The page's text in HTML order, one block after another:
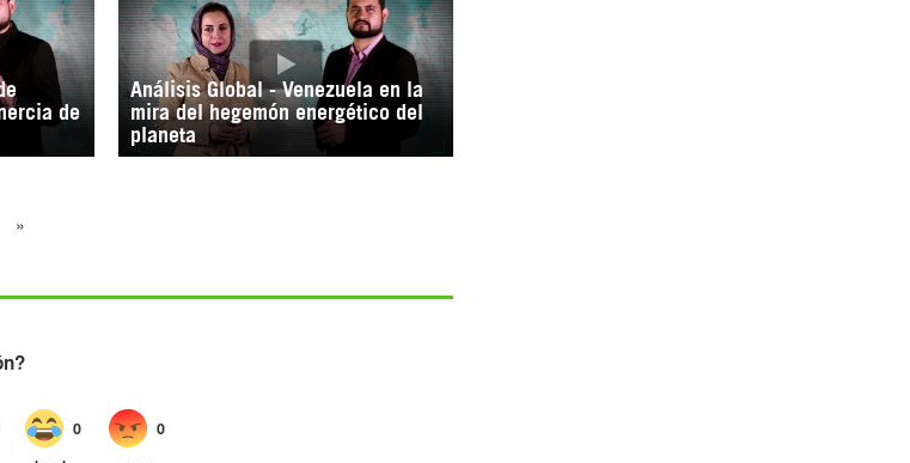
de
Análisis Global - Venezuela en la
mira del hegemón energético del
planeta
»